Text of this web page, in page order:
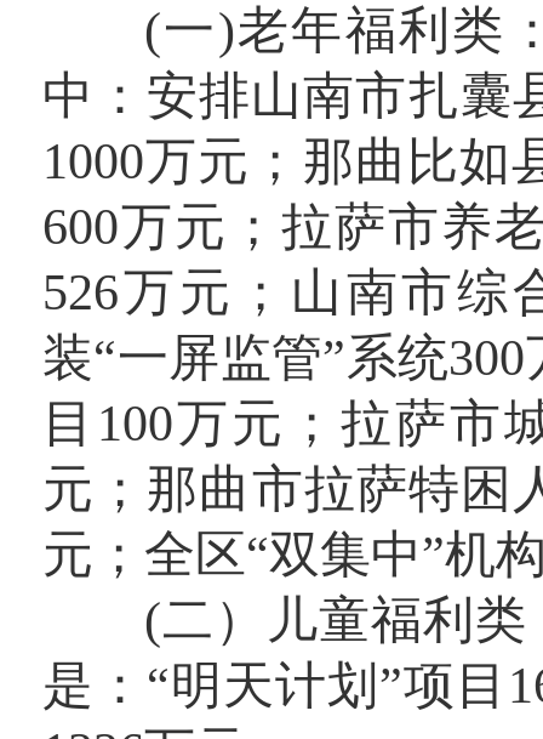
(一)老年福利类
中：安排山南市扎囊
1000万元；那曲比
600万元；拉萨市养
526万元；山南市综
装“一屏监管”系统
目100万元；拉萨市
元；那曲市拉萨特困
元；全区“双集中”机
(二）儿童福利类
是：“明天计划”项目